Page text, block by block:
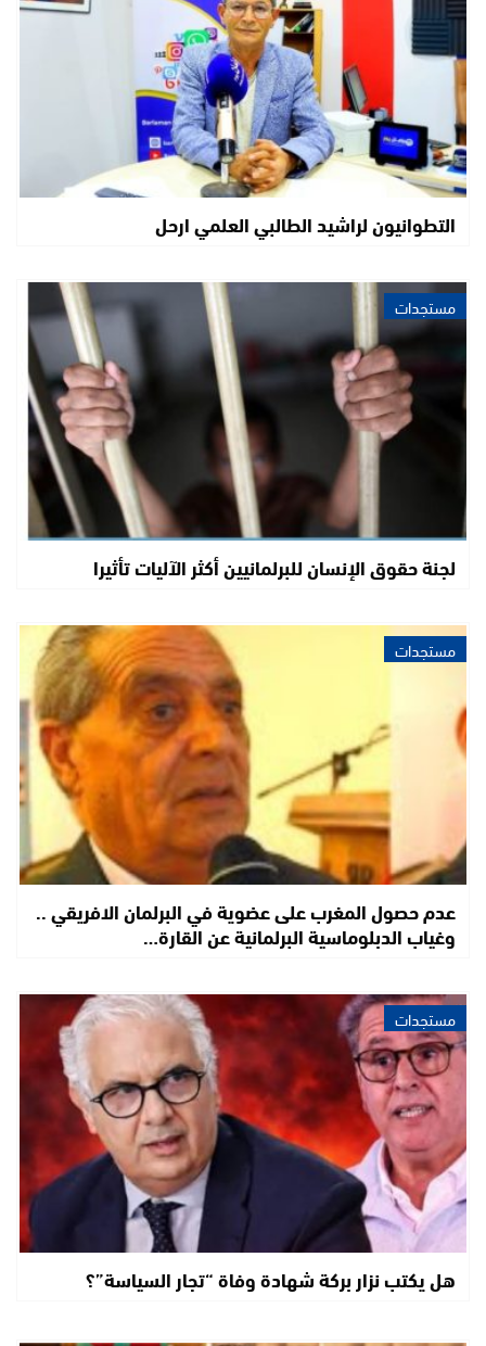
التطوانيون لراشيد الطالبي العلمي ارحل
مستجدات
لجنة حقوق الإنسان للبرلمانيين أكثر الآليات تأثيرا
مستجدات
عدم حصول المغرب على عضوية في البرلمان الافريقي ..
وغياب الدبلوماسية البرلمانية عن القارة…
مستجدات
هل يكتب نزار بركة شهادة وفاة “تجار السياسة”؟